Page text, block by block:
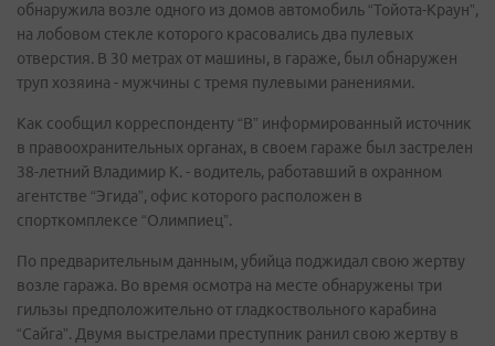
обнаружила возле одного из домов автомобиль “Тойота-Краун”,
на лобовом стекле которого красовались два пулевых
отверстия. В 30 метрах от машины, в гараже, был обнаружен
труп хозяина - мужчины с тремя пулевыми ранениями.
Как сообщил корреспонденту “В” информированный источник
в правоохранительных органах, в своем гараже был застрелен
38-летний Владимир К. - водитель, работавший в охранном
агентстве “Эгида”, офис которого расположен в
спорткомплексе “Олимпиец”.
По предварительным данным, убийца поджидал свою жертву
возле гаража. Во время осмотра на месте обнаружены три
гильзы предположительно от гладкоствольного карабина
“Сайга”. Двумя выстрелами преступник ранил свою жертву в